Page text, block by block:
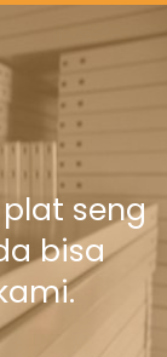
seng
bisa